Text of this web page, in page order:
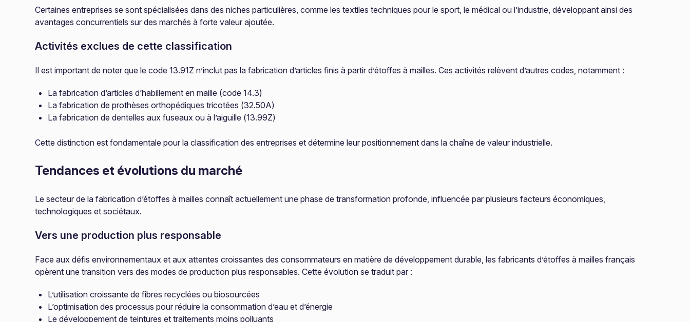
Certaines entreprises se sont spécialisées dans des niches particulières, comme les textiles techniques pour le sport, le médical ou l’industrie, développant ainsi des
avantages concurrentiels sur des marchés à forte valeur ajoutée.
Activités exclues de cette classification
Il est important de noter que le code 13.91Z n’inclut pas la fabrication d’articles finis à partir d’étoffes à mailles. Ces activités relèvent d’autres codes, notamment :
La fabrication d’articles d’habillement en maille (code 14.3)
La fabrication de prothèses orthopédiques tricotées (32.50A)
La fabrication de dentelles aux fuseaux ou à l’aiguille (13.99Z)
Cette distinction est fondamentale pour la classification des entreprises et détermine leur positionnement dans la chaîne de valeur industrielle.
Tendances et évolutions du marché
Le secteur de la fabrication d’étoffes à mailles connaît actuellement une phase de transformation profonde, influencée par plusieurs facteurs économiques,
technologiques et sociétaux.
Vers une production plus responsable
Face aux défis environnementaux et aux attentes croissantes des consommateurs en matière de développement durable, les fabricants d’étoffes à mailles français
opèrent une transition vers des modes de production plus responsables. Cette évolution se traduit par :
L’utilisation croissante de fibres recyclées ou biosourcées
L’optimisation des processus pour réduire la consommation d’eau et d’énergie
Le développement de teintures et traitements moins polluants